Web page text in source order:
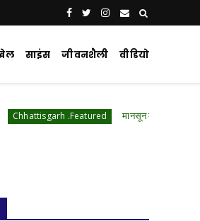
साइंस जीवनशैली वीडियो
.Featured मानसून की दस्तक के साथ बीमारियों का